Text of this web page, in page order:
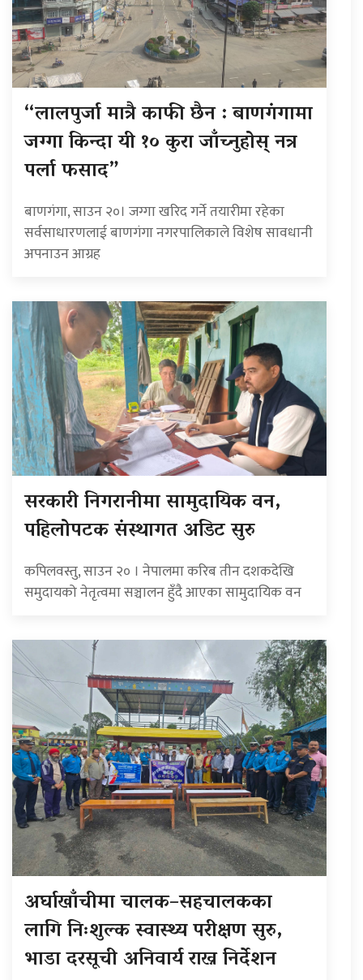
“लालपुर्जा मात्रै काफी छैन : बाणगंगामा
जग्गा किन्दा यी १० कुरा जाँच्नुहोस् नत्र
पर्ला फसाद”
बाणगंगा, साउन २०। जग्गा खरिद गर्ने तयारीमा रहेका
सर्वसाधारणलाई बाणगंगा नगरपालिकाले विशेष सावधानी
अपनाउन आग्रह
सरकारी निगरानीमा सामुदायिक वन,
पहिलोपटक संस्थागत अडिट सुरु
कपिलवस्तु, साउन २० । नेपालमा करिब तीन दशकदेखि
समुदायको नेतृत्वमा सञ्चालन हुँदै आएका सामुदायिक वन
अर्घाखाँचीमा चालक–सहचालकका
लागि निःशुल्क स्वास्थ्य परीक्षण सुरु,
भाडा दरसूची अनिवार्य राख्न निर्देशन